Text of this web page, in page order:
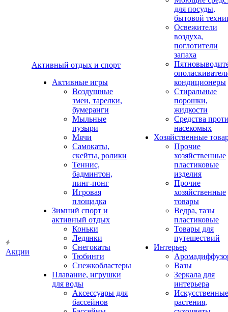
Акции
Активный отдых и спорт
Активные игры
Воздушные
змеи, тарелки,
бумеранги
Мыльные
пузыри
Мячи
Самокаты,
скейты, ролики
Теннис,
бадминтон,
пинг-понг
Игровая
площадка
Зимний спорт и
активный отдых
Коньки
Ледянки
Снегокаты
Тюбинги
Снежкобластеры
Плавание, игрушки
для воды
Аксессуары для
бассейнов
для посуды,
бытовой
Освежители
воздуха,
поглотители
запаха
кондиционеры
Стиральные
порошки,
жидкости
Средства
насекомых
Хозяйственные
Прочие
хозяйственные
пластиковые
изделия
Прочие
хозяйственные
товары
Ведра, тазы
пластиковые
Товары для
путешествий
Интерьер
Вазы
Зеркала для
интерьера
Искусственные
растения,